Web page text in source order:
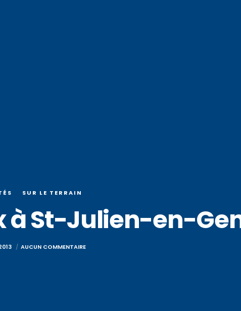
SUR LE TERRAIN
à St-Julien-en-
AUCUN COMMENTAIRE